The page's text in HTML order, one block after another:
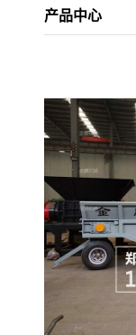
服务中心
产品中心